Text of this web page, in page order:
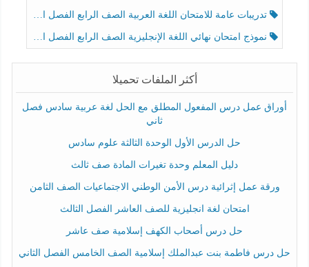
تدريبات عامة للامتحان اللغة العربية الصف الرابع الفصل الثالث
نموذج امتحان نهائي اللغة الإنجليزية الصف الرابع الفصل الثالث
أكثر الملفات تحميلا
أوراق عمل درس المفعول المطلق مع الحل لغة عربية سادس فصل
ثاني
حل الدرس الأول الوحدة الثالثة علوم سادس
دليل المعلم وحدة تغيرات المادة صف ثالث
ورقة عمل إثرائية درس الأمن الوطني الاجتماعيات الصف الثامن
امتحان لغة انجليزية للصف العاشر الفصل الثالث
حل درس أصحاب الكهف إسلامية صف عاشر
حل درس فاطمة بنت عبدالملك إسلامية الصف الخامس الفصل الثاني